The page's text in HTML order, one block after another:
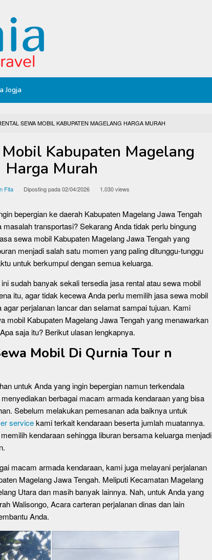
Jogja
SEWA MOBIL KABUPATEN MAGELANG HARGA MURAH
Kabupaten Magelang
Harga Murah
Fita Diposting pada02/04/2026 1,030 views
bepergian ke daerah Kabupaten Magelang Jawa Tengah
transportasi? Sekarang Anda tidak perlu bingung
sewa mobil Kabupaten Magelang Jawa Tengah yang
menjadi salah satu momen yang paling ditunggu-tunggu
untuk berkumpul dengan semua keluarga.
sudah banyak sekali tersedia jasa rental atau sewa mobil
itu, agar tidak kecewa Anda perlu memilih jasa sewa mobil
perjalanan lancar dan selamat sampai tujuan. Kami
mobil Kabupaten Magelang Jawa Tengah yang menawarkan
saja itu? Berikut ulasan lengkapnya.
Mobil Di Qurnia Tour n
untuk Anda yang ingin bepergian namun terkendala
berbagai macam armada kendaraan yang bisa
Sebelum melakukan pemesanan ada baiknya untuk
servicekami terkait kendaraan beserta jumlah muatannya.
kendaraan sehingga liburan bersama keluarga menjadi
macam armada kendaraan, kami juga melayani perjalanan
Magelang Jawa Tengah. Meliputi Kecamatan Magelang
Utara dan masih banyak lainnya. Nah, untuk Anda yang
Walisongo, Acara carteran perjalanan dinas dan lain
Anda.